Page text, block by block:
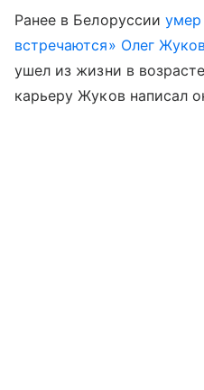
Ранее в Белоруссии
встречаются» Олег
ушел из жизни в
карьеру Жуков написал